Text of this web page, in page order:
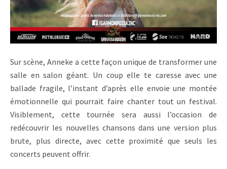
Sur scène, Anneke a cette façon unique de transformer une
salle en salon géant. Un coup elle te caresse avec une
ballade fragile, l’instant d’après elle envoie une montée
émotionnelle qui pourrait faire chanter tout un festival.
Visiblement, cette tournée sera aussi l’occasion de
redécouvrir les nouvelles chansons dans une version plus
brute, plus directe, avec cette proximité que seuls les
concerts peuvent offrir.